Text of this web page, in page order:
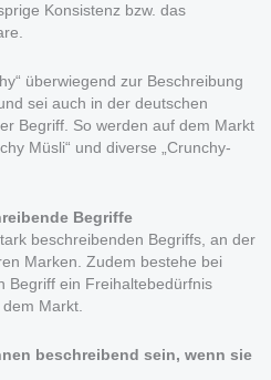
Konsistenz bzw. das
überwiegend zur Beschreibung
sei auch in der deutschen
Begriff. So werden auf dem Markt
Müsli“ und diverse „Crunchy-
Begriffe
beschreibenden Begriffs, an der
Marken. Zudem bestehe bei
Begriff ein Freihaltebedürfnis
Markt.
beschreibend sein, wenn sie